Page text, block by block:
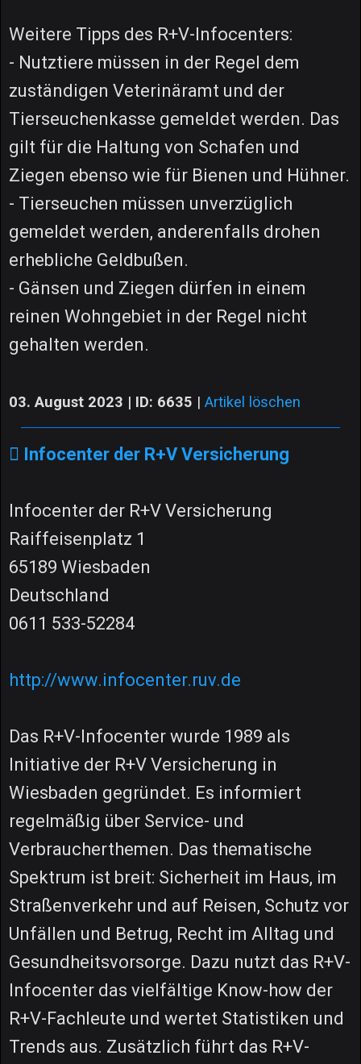
Weitere Tipps des R+V-Infocenters:
- Nutztiere müssen in der Regel dem
zuständigen Veterinäramt und der
Tierseuchenkasse gemeldet werden. Das
gilt für die Haltung von Schafen und
Ziegen ebenso wie für Bienen und Hühner.
- Tierseuchen müssen unverzüglich
gemeldet werden, anderenfalls drohen
erhebliche Geldbußen.
- Gänsen und Ziegen dürfen in einem
reinen Wohngebiet in der Regel nicht
gehalten werden.
03. August 2023 | ID: 6635 | Artikel löschen
Infocenter der R+V Versicherung
Infocenter der R+V Versicherung
Raiffeisenplatz 1
65189 Wiesbaden
Deutschland
0611 533-52284
http://www.infocenter.ruv.de
Das R+V-Infocenter wurde 1989 als
Initiative der R+V Versicherung in
Wiesbaden gegründet. Es informiert
regelmäßig über Service- und
Verbraucherthemen. Das thematische
Spektrum ist breit: Sicherheit im Haus, im
Straßenverkehr und auf Reisen, Schutz vor
Unfällen und Betrug, Recht im Alltag und
Gesundheitsvorsorge. Dazu nutzt das R+V-
Infocenter das vielfältige Know-how der
R+V-Fachleute und wertet Statistiken und
Trends aus. Zusätzlich führt das R+V-